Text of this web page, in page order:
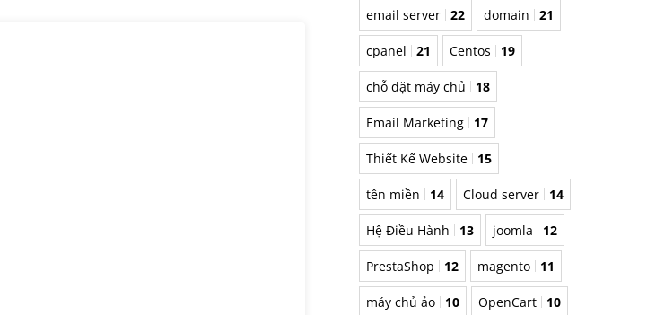
email server 22 domain 21
cpanel 21 Centos 19
chỗ đặt máy chủ 18
Email Marketing 17
Thiết Kế Website 15
tên miền 14 Cloud server 14
Hệ Điều Hành 13 joomla 12
PrestaShop 12 magento 11
máy chủ ảo 10 OpenCart 10